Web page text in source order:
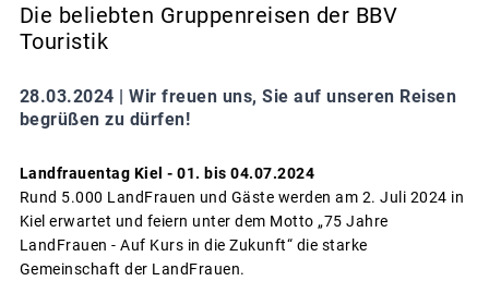
Die beliebten Gruppenreisen der BBV
Touristik
28.03.2024 | Wir freuen uns, Sie auf unseren Reisen
begrüßen zu dürfen!
Landfrauentag Kiel - 01. bis 04.07.2024
Rund 5.000 LandFrauen und Gäste werden am 2. Juli 2024 in
Kiel erwartet und feiern unter dem Motto „75 Jahre
LandFrauen - Auf Kurs in die Zukunft“ die starke
Gemeinschaft der LandFrauen.